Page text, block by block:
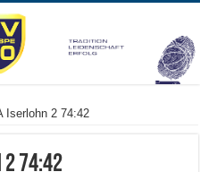
Iserlohn 2 74:42
74:42